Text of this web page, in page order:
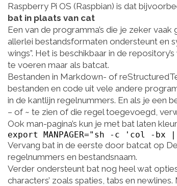
Raspberry Pi OS (Raspbian) is dat
bat in plaats van cat
Een van de programma’s die je zeker
allerlei bestandsformaten ondersteunt en
wings”. Het is beschikbaar in de
te voeren maar als batcat.
Bestanden in Markdown- of
bestanden en code uit vele andere
in de kantlijn regelnummers. En als je een
– of ~ te zien of die regel toegevoegd,
Ook man-pagina’s kun je met bat laten
export MANPAGER="sh -c 'col -bx
Vervang bat in de eerste door batcat op
regelnummers en bestandsnaam.
Verder ondersteunt bat nog heel wat
characters’ zoals spaties, tabs en